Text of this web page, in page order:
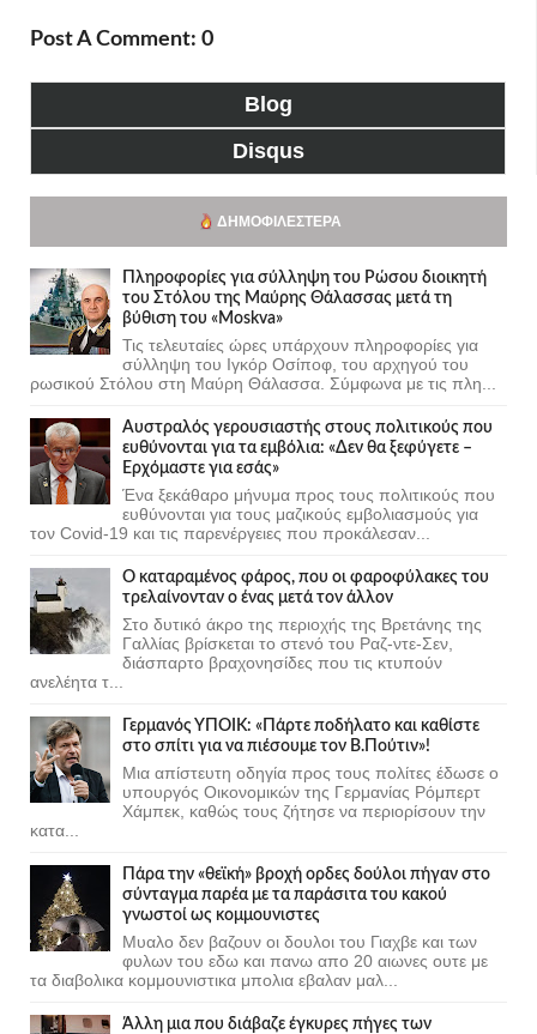
Post A Comment: 0
Blog
Disqus
ΔΗΜΟΦΙΛΈΣΤΕΡΑ
Πληροφορίες για σύλληψη του Ρώσου διοικητή
του Στόλου της Mαύρης Θάλασσας μετά τη
βύθιση του «Moskva»
Τις τελευταίες ώρες υπάρχουν πληροφορίες για
σύλληψη του Ιγκόρ Οσίποφ, του αρχηγού του
ρωσικού Στόλου στη Μαύρη Θάλασσα. Σύμφωνα με τις πλη...
Αυστραλός γερουσιαστής στους πολιτικούς που
ευθύνονται για τα εμβόλια: «Δεν θα ξεφύγετε –
Ερχόμαστε για εσάς»
Ένα ξεκάθαρο μήνυμα προς τους πολιτικούς που
ευθύνονται για τους μαζικούς εμβολιασμούς για
τον Covid-19 και τις παρενέργειες που προκάλεσαν...
Ο καταραμένος φάρος, που οι φαροφύλακες του
τρελαίνονταν ο ένας μετά τον άλλον
Στο δυτικό άκρο της περιοχής της Βρετάνης της
Γαλλίας βρίσκεται το στενό του Ραζ-ντε-Σεν,
διάσπαρτο βραχονησίδες που τις κτυπούν
ανελέητα τ...
Γερμανός ΥΠΟΙΚ: «Πάρτε ποδήλατο και καθίστε
στο σπίτι για να πιέσουμε τον Β.Πούτιν»!
Μια απίστευτη οδηγία προς τους πολίτες έδωσε ο
υπουργός Οικονομικών της Γερμανίας Ρόμπερτ
Χάμπεκ, καθώς τους ζήτησε να περιορίσουν την
κατα...
Πάρα την «θεϊκή» βροχή ορδες δούλοι πήγαν στο
σύνταγμα παρέα με τα παράσιτα του κακού
γνωστοί ως κομμουνιστες
Μυαλο δεν βαζουν οι δουλοι του Γιαχβε και των
φυλων του εδω και πανω απο 20 αιωνες ουτε με
τα διαβολικα κομμουνιστικα μπολια εβαλαν μαλ...
Άλλη μια που διάβαζε έγκυρες πήγες των